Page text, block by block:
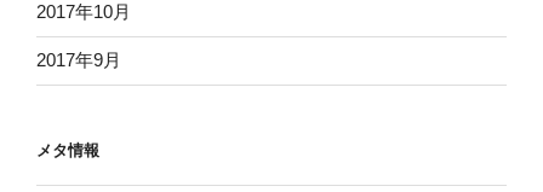
2017年10月
2017年9月
メタ情報